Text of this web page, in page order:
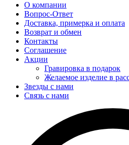
О компании
Вопрос-Ответ
Доставка, примерка и оплата
Возврат и обмен
Контакты
Соглашение
Акции
Гравировка в подарок
Желаемое изделие в
Звезды с нами
Связь с нами